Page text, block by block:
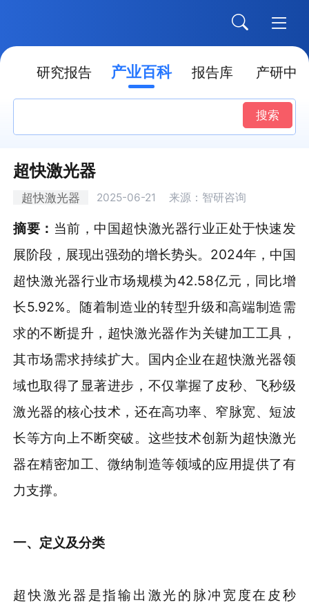
研究报告 产业百科 报告库 产研中
搜索
超快激光器
超快激光器 2025-06-21 来源：智研咨询
摘要： 当前，中国超快激光器行业正处于快速发
展阶段，展现出强劲的增长势头。2024年，中国
超快激光器行业市场规模为42.58亿元，同比增
长5.92%。随着制造业的转型升级和高端制造需
求的不断提升，超快激光器作为关键加工工具，
其市场需求持续扩大。国内企业在超快激光器领
域也取得了显著进步，不仅掌握了皮秒、飞秒级
激光器的核心技术，还在高功率、窄脉宽、短波
长等方向上不断突破。这些技术创新为超快激光
器在精密加工、微纳制造等领域的应用提供了有
力支撑。
一、定义及分类
超快激光器是指输出激光的脉冲宽度在皮秒